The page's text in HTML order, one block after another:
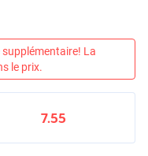
supplémentaire! La
le prix.
7.55